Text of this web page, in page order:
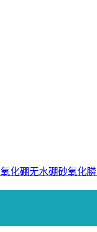
氧化硼无水硼砂氧化膦